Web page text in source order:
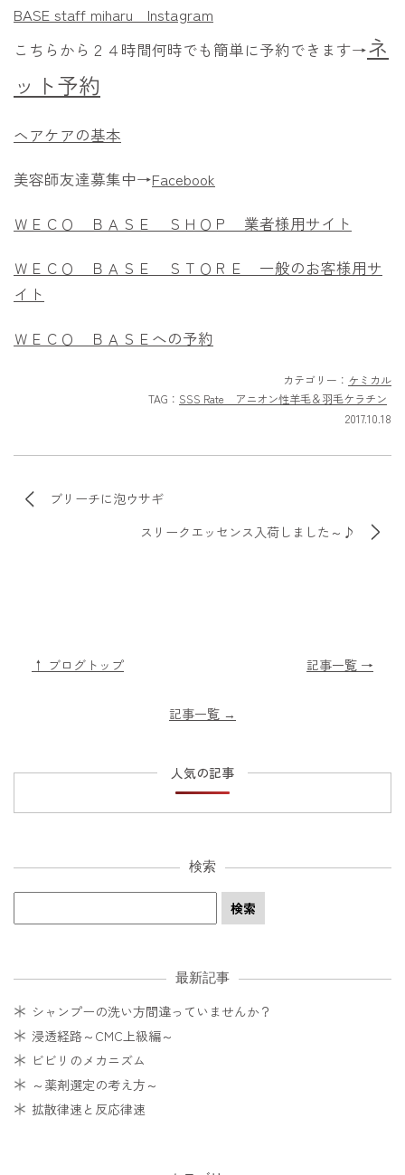
BASE staff miharu Instagram
こちらから２４時間何時でも簡単に予約できます→ネ
ット予約
ヘアケアの基本
美容師友達募集中→Facebook
ＷＥＣＯ ＢＡＳＥ ＳＨＯＰ 業者様用サイト
ＷＥＣＯ ＢＡＳＥ ＳＴＯＲＥ 一般のお客様用サ
イト
ＷＥＣＯ ＢＡＳＥへの予約
カテゴリー： ケミカル
TAG： SSS Rate アニオン性羊毛＆羽毛ケラチン
2017.10.18
ブリーチに泡ウサギ
スリークエッセンス入荷しました～♪
↑ ブログトップ 記事一覧 →
記事一覧 →
人気の記事
検索
最新記事
シャンプーの洗い方間違っていませんか？
浸透経路～CMC上級編～
ビビリのメカニズム
～薬剤選定の考え方～
拡散律速と反応律速